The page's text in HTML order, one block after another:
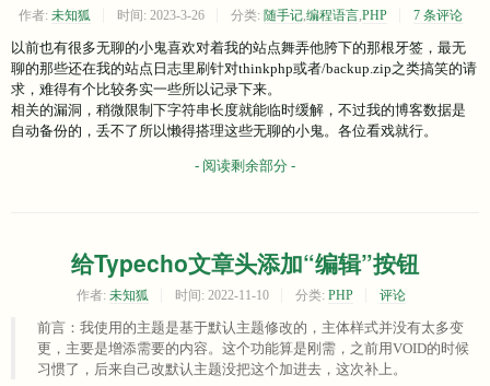
作者: 未知狐 时间: 2023-3-26 分类: 随手记 编程语言 PHP 7 条评论
以前也有很多无聊的小鬼喜欢对着我的站点舞弄他胯下的那根牙签，最无
聊的那些还在我的站点日志里刷针对thinkphp或者/backup.zip之类搞笑的请
求，难得有个比较务实一些所以记录下来。
相关的漏洞，稍微限制下字符串长度就能临时缓解，不过我的博客数据是
自动备份的，丢不了所以懒得搭理这些无聊的小鬼。各位看戏就行。
- 阅读剩余部分 -
给Typecho文章头添加“编辑”按钮
作者: 未知狐 时间: 2022-11-10 分类: PHP 评论
前言：我使用的主题是基于默认主题修改的，主体样式并没有太多变
更，主要是增添需要的内容。这个功能算是刚需，之前用VOID的时候
习惯了，后来自己改默认主题没把这个加进去，这次补上。